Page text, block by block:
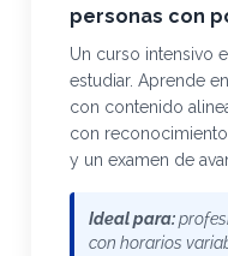
personas con
Un curso intensivo
estudiar. Aprende
con contenido
con
y un examen de
Ideal para:
con horarios